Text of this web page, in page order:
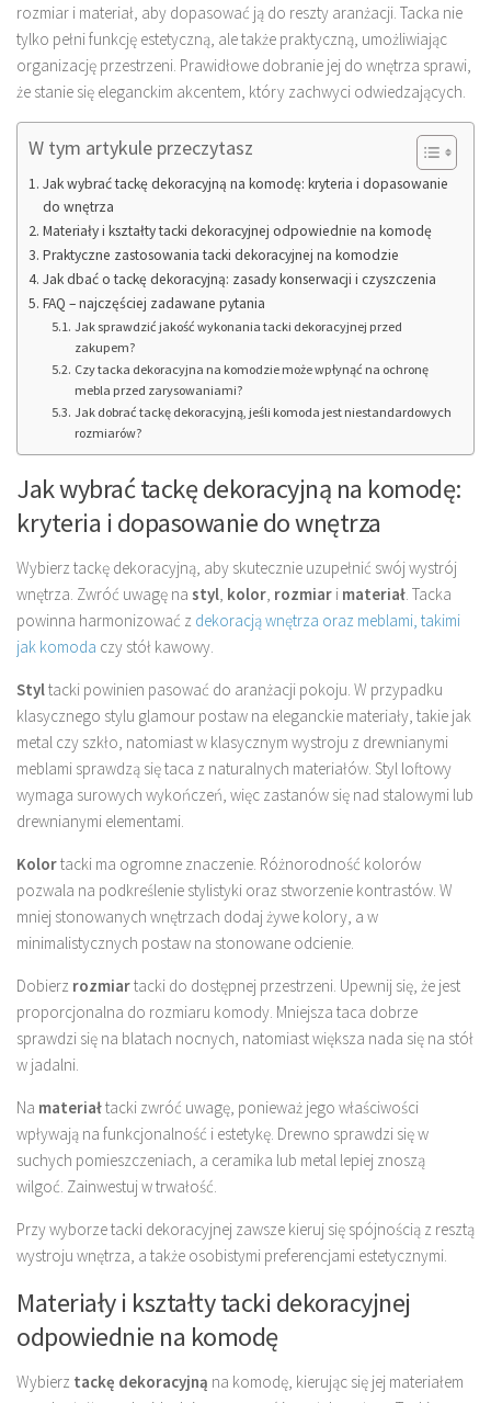
rozmiar i materiał, aby dopasować ją do reszty aranżacji. Tacka nie
tylko pełni funkcję estetyczną, ale także praktyczną, umożliwiając
organizację przestrzeni. Prawidłowe dobranie jej do wnętrza sprawi,
że stanie się eleganckim akcentem, który zachwyci odwiedzających.
W tym artykule przeczytasz
Jak wybrać tackę dekoracyjną na komodę: kryteria i dopasowanie
do wnętrza
Materiały i kształty tacki dekoracyjnej odpowiednie na komodę
Praktyczne zastosowania tacki dekoracyjnej na komodzie
Jak dbać o tackę dekoracyjną: zasady konserwacji i czyszczenia
FAQ – najczęściej zadawane pytania
Jak sprawdzić jakość wykonania tacki dekoracyjnej przed
zakupem?
Czy tacka dekoracyjna na komodzie może wpłynąć na ochronę
mebla przed zarysowaniami?
Jak dobrać tackę dekoracyjną, jeśli komoda jest niestandardowych
rozmiarów?
Jak wybrać tackę dekoracyjną na komodę:
kryteria i dopasowanie do wnętrza
Wybierz tackę dekoracyjną, aby skutecznie uzupełnić swój wystrój
wnętrza. Zwróć uwagę na styl kolor rozmiar i materiał . Tacka
powinna harmonizować z dekoracją wnętrza oraz meblami, takimi
jak komoda czy stół kawowy.
Styltacki powinien pasować do aranżacji pokoju. W przypadku
klasycznego stylu glamour postaw na eleganckie materiały, takie jak
metal czy szkło, natomiast w klasycznym wystroju z drewnianymi
meblami sprawdzą się taca z naturalnych materiałów. Styl loftowy
wymaga surowych wykończeń, więc zastanów się nad stalowymi lub
drewnianymi elementami.
Kolortacki ma ogromne znaczenie. Różnorodność kolorów
pozwala na podkreślenie stylistyki oraz stworzenie kontrastów. W
mniej stonowanych wnętrzach dodaj żywe kolory, a w
minimalistycznych postaw na stonowane odcienie.
Dobierz rozmiartacki do dostępnej przestrzeni. Upewnij się, że jest
proporcjonalna do rozmiaru komody. Mniejsza taca dobrze
sprawdzi się na blatach nocnych, natomiast większa nada się na stół
w jadalni.
Na materiałtacki zwróć uwagę, ponieważ jego właściwości
wpływają na funkcjonalność i estetykę. Drewno sprawdzi się w
suchych pomieszczeniach, a ceramika lub metal lepiej znoszą
wilgoć. Zainwestuj w trwałość.
Przy wyborze tacki dekoracyjnej zawsze kieruj się spójnością z resztą
wystroju wnętrza, a także osobistymi preferencjami estetycznymi.
Materiały i kształty tacki dekoracyjnej
odpowiednie na komodę
Wybierz tackę dekoracyjną na komodę, kierując się jej materiałem